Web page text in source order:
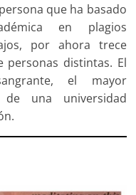
que ha basado
en plagios
por ahora trece
distintas. El
el mayor
de una universidad